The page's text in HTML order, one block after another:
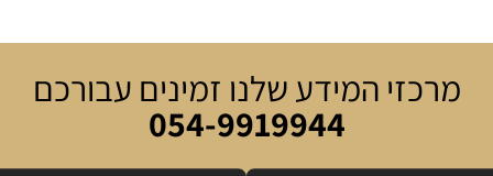
מרכזי המידע שלנו זמינים עבורכם
054-9919944